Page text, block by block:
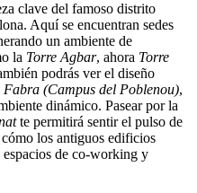
clave del famoso distrito
Aquí se encuentran sedes
un ambiente de
la Torre Agbar, ahora Torre
podrás ver el diseño
(Campus del Poblenou),
dinámico. Pasear por la
te permitirá sentir el pulso de
los antiguos edificios
espacios de co-working y